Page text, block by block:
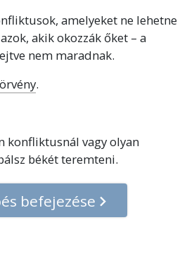
amelyeket ne lehetne
akik okozzák őket – a
nem maradnak.
.
konfliktusnál vagy olyan
békét teremteni.
befejezése